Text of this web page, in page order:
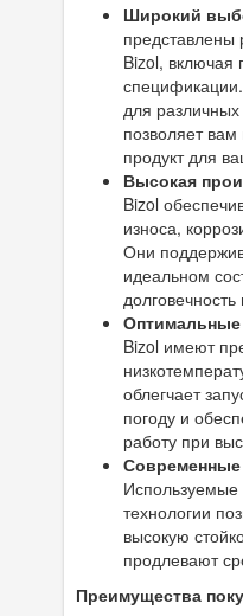
Широкий
Bizol, включая
для различных
позволяет
продукт для
Высокая
Bizol
износа,
Они
идеальном
Оптимальные
Bizol имеют
облегчает
погоду и
работу при
Современные
Используемые
технологии
высокую
продлевают
Преимущества